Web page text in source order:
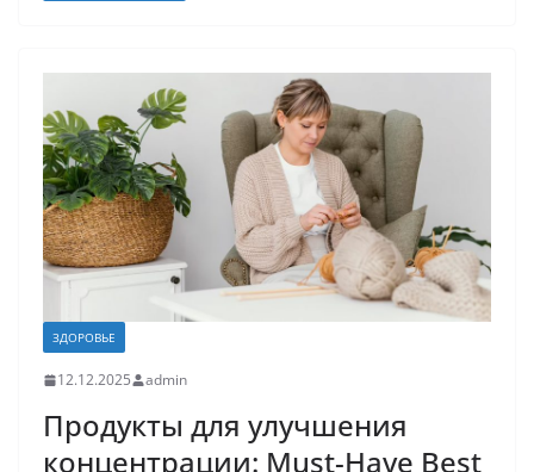
ЗДОРОВЬЕ
12.12.2025 admin
Продукты для улучшения
концентрации: Must-Have Best